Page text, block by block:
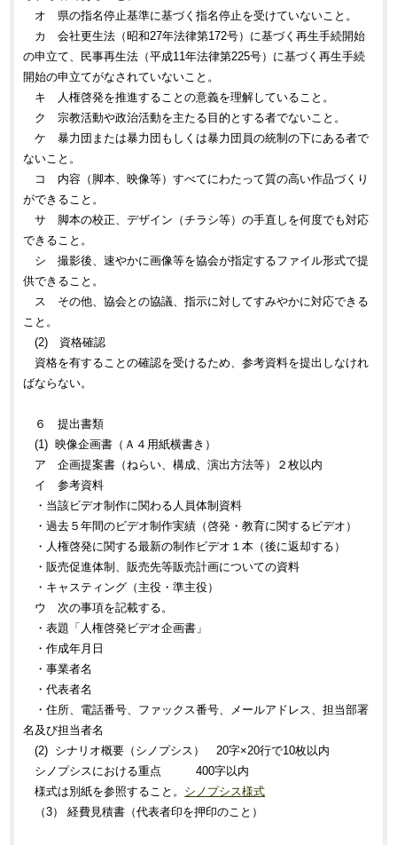
オ 県の指名停止基準に基づく指名停止を受けていないこと。
カ 会社更生法（昭和27年法律第172号）に基づく再生手続開始
の申立て、民事再生法（平成11年法律第225号）に基づく再生手続
開始の申立てがなされていないこと。
キ 人権啓発を推進することの意義を理解していること。
ク 宗教活動や政治活動を主たる目的とする者でないこと。
ケ 暴力団または暴力団もしくは暴力団員の統制の下にある者で
ないこと。
コ 内容（脚本、映像等）すべてにわたって質の高い作品づくり
ができること。
サ 脚本の校正、デザイン（チラシ等）の手直しを何度でも対応
できること。
シ 撮影後、速やかに画像等を協会が指定するファイル形式で提
供できること。
ス その他、協会との協議、指示に対してすみやかに対応できる
こと。
(2) 資格確認
資格を有することの確認を受けるため、参考資料を提出しなけれ
ばならない。
６ 提出書類
(1) 映像企画書（Ａ４用紙横書き）
ア 企画提案書（ねらい、構成、演出方法等）２枚以内
イ 参考資料
・当該ビデオ制作に関わる人員体制資料
・過去５年間のビデオ制作実績（啓発・教育に関するビデオ）
・人権啓発に関する最新の制作ビデオ１本（後に返却する）
・販売促進体制、販売先等販売計画についての資料
・キャスティング（主役・準主役）
ウ 次の事項を記載する。
・表題「人権啓発ビデオ企画書」
・作成年月日
・事業者名
・代表者名
・住所、電話番号、ファックス番号、メールアドレス、担当部署
名及び担当者名
(2) シナリオ概要（シノプシス） 20字×20行で10枚以内
シノプシスにおける重点 400字以内
様式は別紙を参照すること。 シノプシス様式
（3） 経費見積書（代表者印を押印のこと）